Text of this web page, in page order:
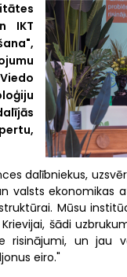
IKT
dalībniekus,
valsts ekonomikas
Mūsu
šādi
un jau
eiro."